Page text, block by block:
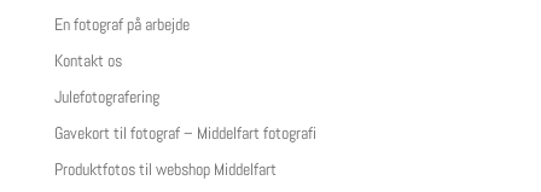
En fotograf på arbejde
Kontakt os
Julefotografering
Gavekort til fotograf – Middelfart fotografi
Produktfotos til webshop Middelfart